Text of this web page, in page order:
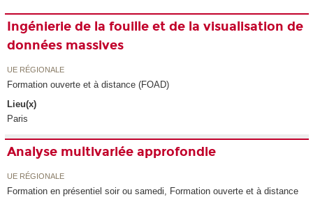
Ingénierie de la fouille et de la visualisation de
données massives
UE RÉGIONALE
Formation ouverte et à distance (FOAD)
Lieu(x)
Paris
Analyse multivariée approfondie
UE RÉGIONALE
Formation en présentiel soir ou samedi, Formation ouverte et à distance